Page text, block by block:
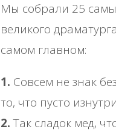
Мы собрали 25
великого
самом главном:
1. Совсем не знак
то, что пусто
2.Так сладок мед,